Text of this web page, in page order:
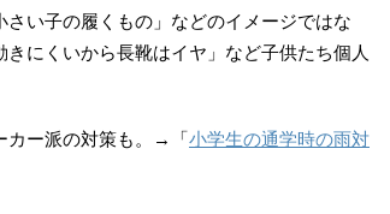
い子の履くもの」などのイメージではな
にくいから長靴はイヤ」など子供たち個人
カー派の対策も。→「小学生の通学時の雨対